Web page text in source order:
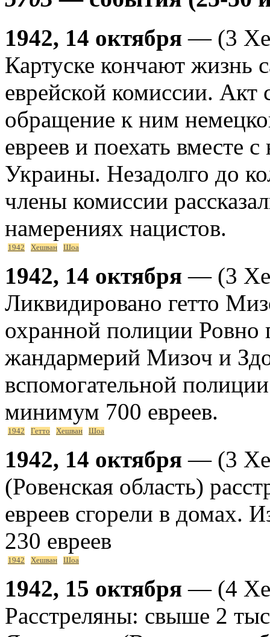
1942, 14 октября — (3
Картуске кончают жизнь
еврейской комиссии. Акт
обращение к ним
евреев и поехать вместе
Украины. Незадолго до
члены комиссии
намерениях нацистов.
1942 Хешван Шоа
1942, 14 октября — (3
Ликвидировано гетто
охранной полиции
жандармерий Мизоч и
вспомогательной
минимум 700 евреев.
1942 Гетто Хешван Шоа
1942, 14 октября — (3
(Ровенская область)
евреев сгорели в домах.
230 евреев
1942 Хешван Шоа
1942, 15 октября — (4
Расстреляны: свыше 2